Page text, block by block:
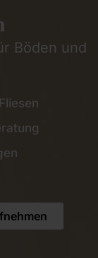
Böden und